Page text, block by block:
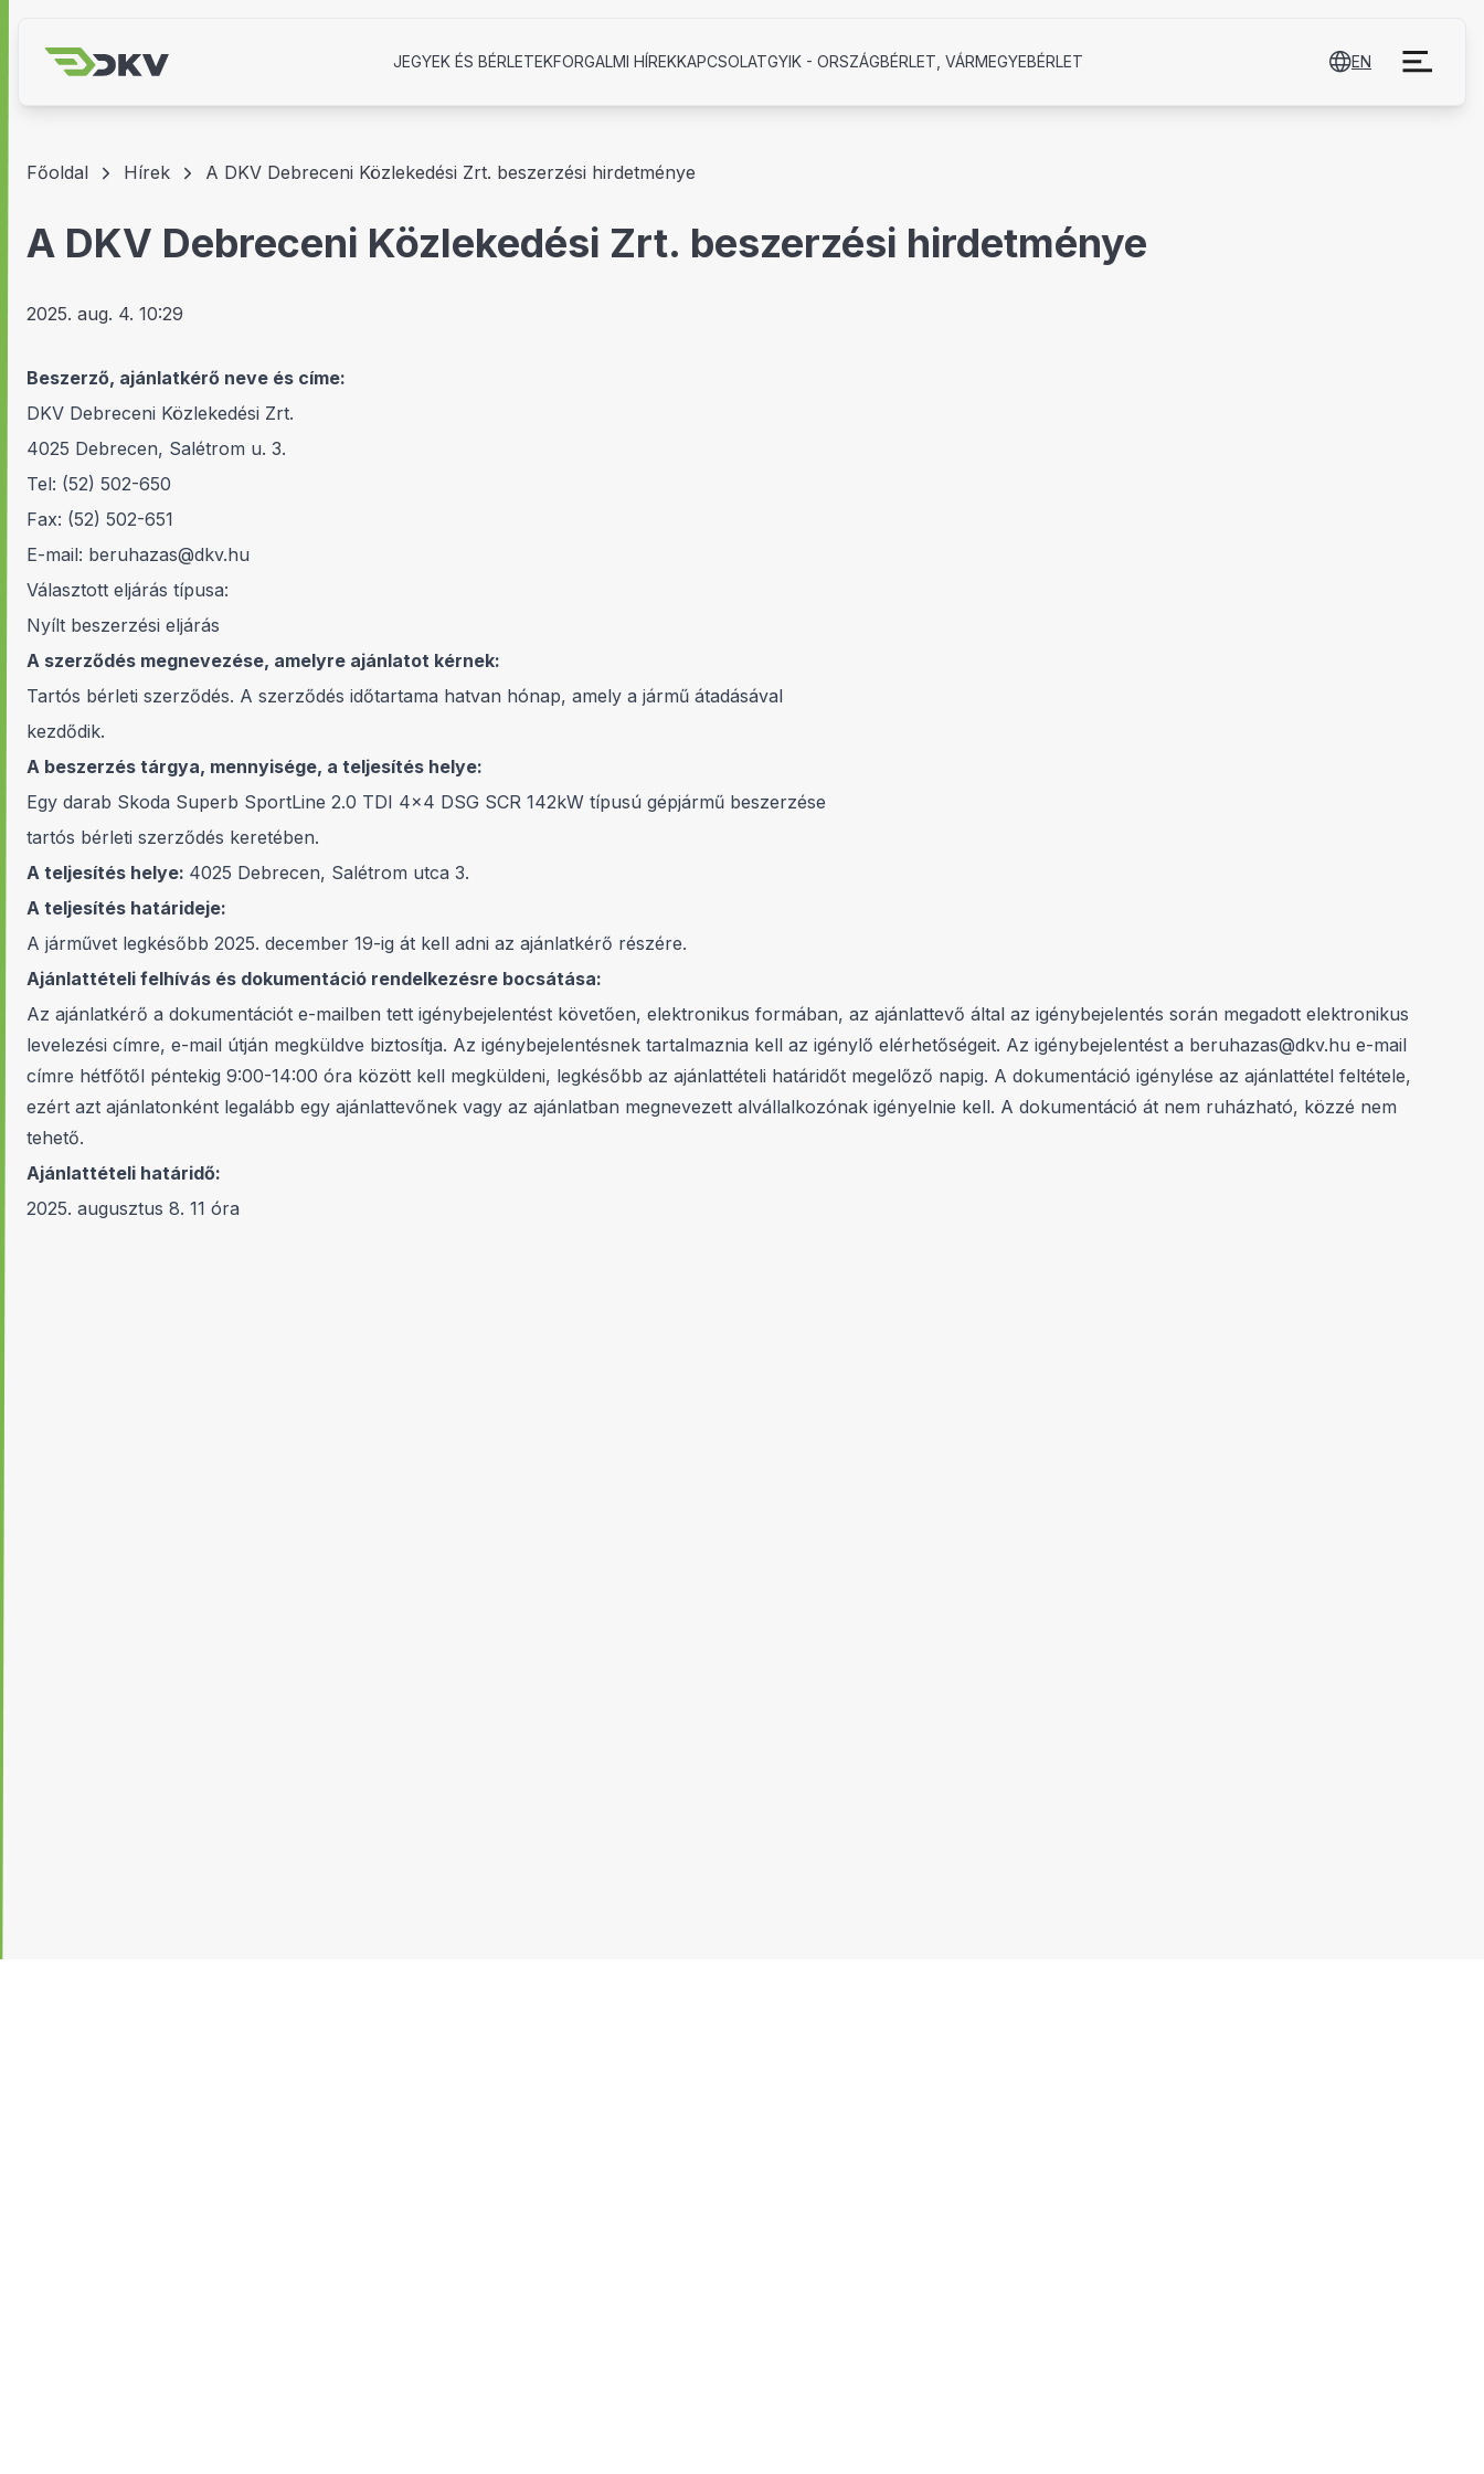
JEGYEK ÉS BÉRLETEKFORGALMI HÍREKKAPCSOLATGYIK - ORSZÁGBÉRLET, VÁRMEGYE­BÉRLET EN
Főoldal Hírek A DKV Debreceni Közlekedési Zrt. beszerzési hirdetménye
A DKV Debreceni Közlekedési Zrt. beszerzési hirdetménye
2025. aug. 4. 10:29
Beszerző, ajánlatkérő neve és címe:
DKV Debreceni Közlekedési Zrt.
4025 Debrecen, Salétrom u. 3.
Tel: (52) 502-650
Fax: (52) 502-651
E-mail: beruhazas@dkv.hu
Választott eljárás típusa:
Nyílt beszerzési eljárás
A szerződés megnevezése, amelyre ajánlatot kérnek:
Tartós bérleti szerződés. A szerződés időtartama hatvan hónap, amely a jármű átadásával
kezdődik.
A beszerzés tárgya, mennyisége, a teljesítés helye:
Egy darab Skoda Superb SportLine 2.0 TDI 4x4 DSG SCR 142kW típusú gépjármű beszerzése
tartós bérleti szerződés keretében.
A teljesítés helye: 4025 Debrecen, Salétrom utca 3.
A teljesítés határideje:
A járművet legkésőbb 2025. december 19-ig át kell adni az ajánlatkérő részére.
Ajánlattételi felhívás és dokumentáció rendelkezésre bocsátása:
Az ajánlatkérő a dokumentációt e-mailben tett igénybejelentést követően, elektronikus formában, az ajánlattevő által az igénybejelentés során megadott elektronikus
levelezési címre, e-mail útján megküldve biztosítja. Az igénybejelentésnek tartalmaznia kell az igénylő elérhetőségeit. Az igénybejelentést a beruhazas@dkv.hu e-mail
címre hétfőtől péntekig 9:00-14:00 óra között kell megküldeni, legkésőbb az ajánlattételi határidőt megelőző napig. A dokumentáció igénylése az ajánlattétel feltétele,
ezért azt ajánlatonként legalább egy ajánlattevőnek vagy az ajánlatban megnevezett alvállalkozónak igényelnie kell. A dokumentáció át nem ruházható, közzé nem
tehető.
Ajánlattételi határidő:
2025. augusztus 8. 11 óra